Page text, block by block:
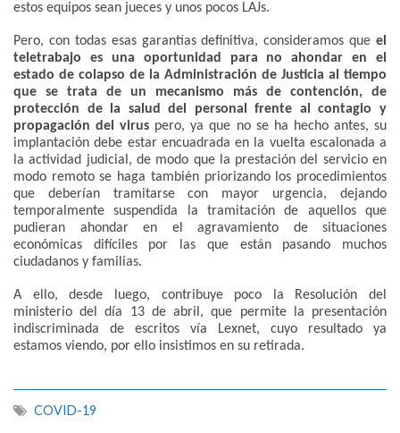
estos equipos sean jueces y unos pocos LAJs.
Pero, con todas esas garantías definitiva, consideramos que el
teletrabajo es una oportunidad para no ahondar en el
estado de colapso de la Administración de Justicia al tiempo
que se trata de un mecanismo más de contención, de
protección de la salud del personal frente al contagio y
propagación del virus pero, ya que no se ha hecho antes, su
implantación debe estar encuadrada en la vuelta escalonada a
la actividad judicial, de modo que la prestación del servicio en
modo remoto se haga también priorizando los procedimientos
que deberían tramitarse con mayor urgencia, dejando
temporalmente suspendida la tramitación de aquellos que
pudieran ahondar en el agravamiento de situaciones
económicas difíciles por las que están pasando muchos
ciudadanos y familias.
A ello, desde luego, contribuye poco la Resolución del
ministerio del día 13 de abril, que permite la presentación
indiscriminada de escritos vía Lexnet, cuyo resultado ya
estamos viendo, por ello insistimos en su retirada.
COVID-19